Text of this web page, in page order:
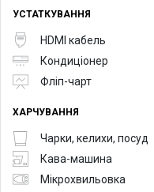
УСТАТКУВАННЯ
HDMI кабель
Кондиціонер
Фліп-чарт
ХАРЧУВАННЯ
Чарки, келихи, посуд
Кава-машина
Мікрохвильовка